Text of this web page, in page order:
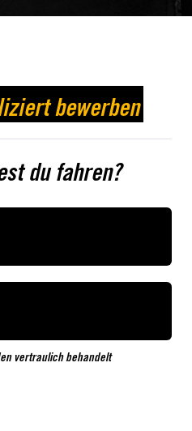
bewerben
du fahren?
vertraulich behandelt